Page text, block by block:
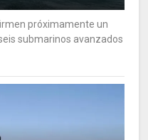
próximamente un
submarinos avanzados